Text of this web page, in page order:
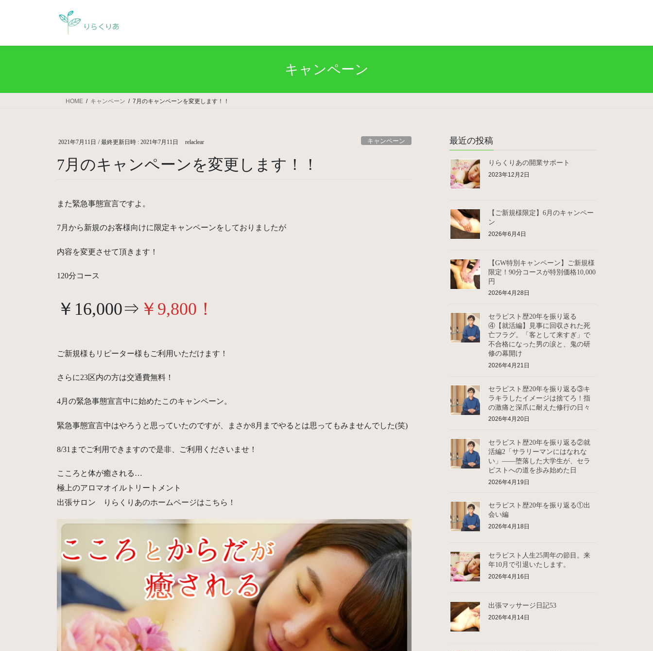
キャンペーン
HOME キャンペーン 7月のキャンペーンを変更します！！
2021年7月11日 / 最終更新日時 : 2021年7月11日 relaclear キャンペーン
7月のキャンペーンを変更します！！
また緊急事態宣言ですよ。
7月から新規のお客様向けに限定キャンペーンをしておりましたが
内容を変更させて頂きます！
120分コース
￥16,000⇒ ￥9,800！
ご新規様もリピーター様もご利用いただけます！
さらに23区内の方は交通費無料！
4月の緊急事態宣言中に始めたこのキャンペーン。
緊急事態宣言中はやろうと思っていたのですが、まさか8月までやるとは思ってもみませんでした(笑)
8/31までご利用できますので是非、ご利用くださいませ！
こころと体が癒される…
極上のアロマオイルトリートメント
出張サロン りらくりあのホームページはこちら！
最近の投稿
りらくりあの開業サポート
2023年12月2日
【ご新規様限定】6月のキャンペー
ン
2026年6月4日
【GW特別キャンペーン】ご新規様
限定！90分コースが特別価格10,000
円
2026年4月28日
セラピスト歴20年を振り返る
④【就活編】見事に回収された死
亡フラグ。「客として来すぎ」で
不合格になった男の涙と、鬼の研
修の幕開け
2026年4月21日
セラピスト歴20年を振り返る③キ
ラキラしたイメージは捨てろ！指
の激痛と深爪に耐えた修行の日々
2026年4月20日
セラピスト歴20年を振り返る②就
活編2「サラリーマンにはなれな
い」――堕落した大学生が、セラ
ピストへの道を歩み始めた日
2026年4月19日
セラピスト歴20年を振り返る①出
会い編
2026年4月18日
セラピスト人生25周年の節目。来
年10月で引退いたします。
2026年4月16日
出張マッサージ日記53
2026年4月14日